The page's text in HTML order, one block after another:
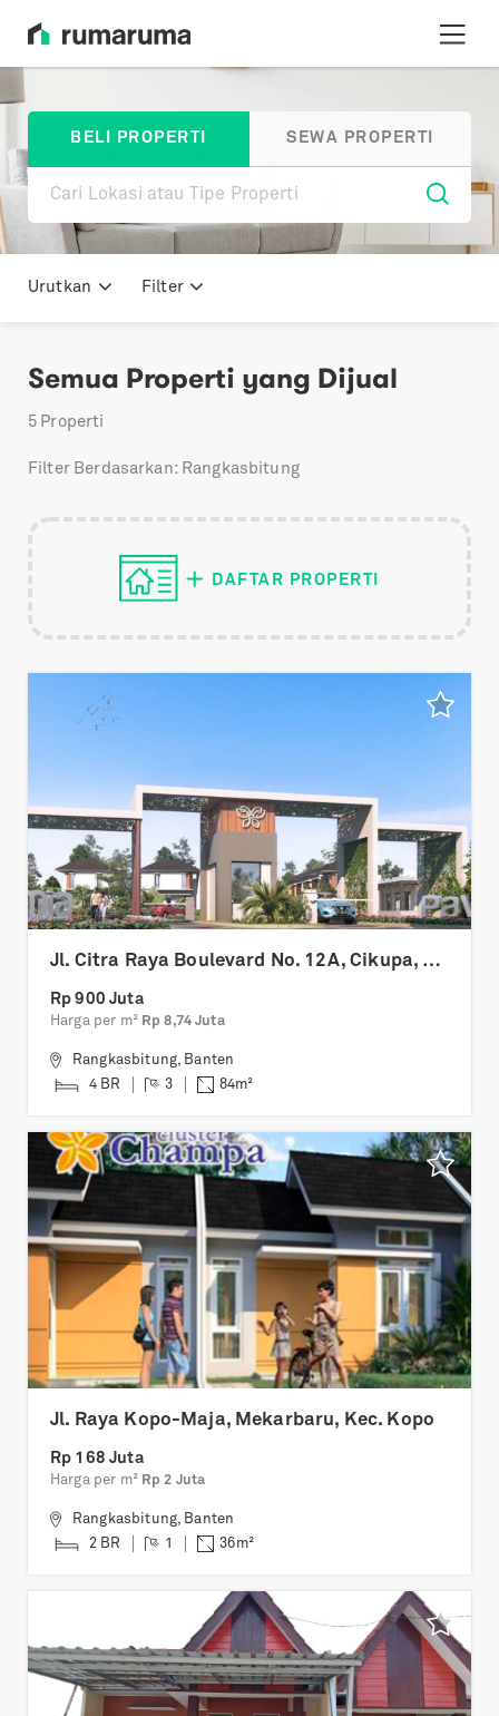
BELI PROPERTI SEWA PROPERTI
Urutkan Filter
Semua Properti yang Dijual
5 Properti
Filter Berdasarkan: Rangkasbitung
DAFTAR PROPERTI
Jl. Citra Raya Boulevard No. 12A, Cikupa, Kec. Cikupa
Rp 900 Juta
Harga per m² Rp 8,74 Juta
Rangkasbitung, Banten
4 BR
3 84m²
Jl. Raya Kopo-Maja, Mekarbaru, Kec. Kopo
Rp 168 Juta
Harga per m² Rp 2 Juta
Rangkasbitung, Banten
2 BR
1 36m²